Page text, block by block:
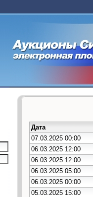
Дата
07.03.2025 00:00
06.03.2025 12:00
06.03.2025 12:00
06.03.2025 05:00
06.03.2025 00:00
05.03.2025 15:00